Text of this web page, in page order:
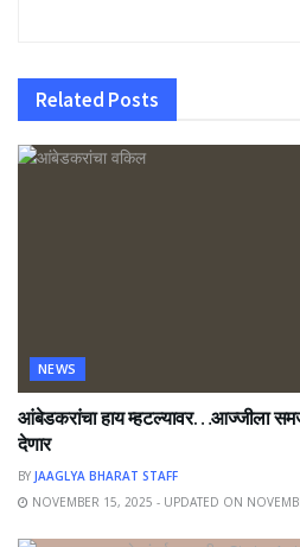
Related Posts
NEWS
आंबेडकरांचा हाय म्हटल्यावर…आज्जीला
देणार
BY JAAGLYA BHARAT STAFF
NOVEMBER 15, 2025 - UPDATED ON